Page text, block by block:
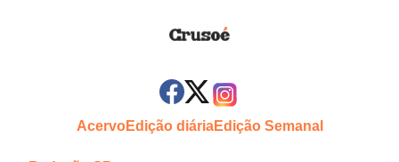
AcervoEdição diáriaEdição Semanal